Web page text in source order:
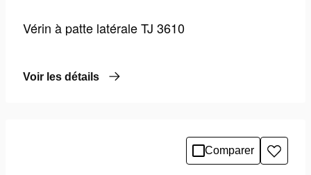
Vérin à patte latérale TJ 3610
Voir les détails
Comparer
à